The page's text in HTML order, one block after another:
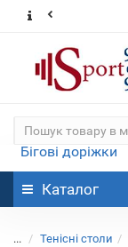
Бігові доріжки
Каталог
... Тенісні столи